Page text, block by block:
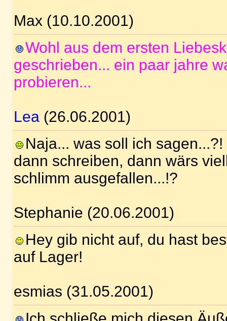
Max (10.10.2001)
Wohl aus dem ersten
geschrieben... ein paar jahre
probieren...
Lea (26.06.2001)
Naja... was soll ich
dann schreiben, dann wärs
schlimm ausgefallen...!?
Stephanie (20.06.2001)
Hey gib nicht auf, du hast
auf Lager!
esmias (31.05.2001)